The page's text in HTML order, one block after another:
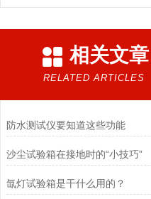
相关文章
RELATED ARTICLES
防水测试仪要知道这些功能
沙尘试验箱在接地时的“小技巧”
氙灯试验箱是干什么用的？